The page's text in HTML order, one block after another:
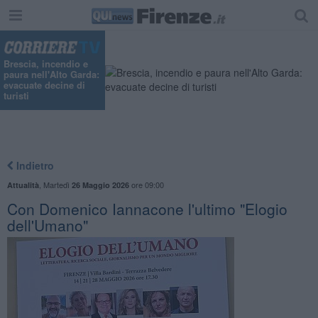
Brescia, incendio e
paura nell'Alto Garda:
evacuate decine di
turisti
Indietro
Attualità Martedì 26 Maggio 2026ore 09:00
Con Domenico Iannacone l'ultimo "Elogio
dell'Umano"